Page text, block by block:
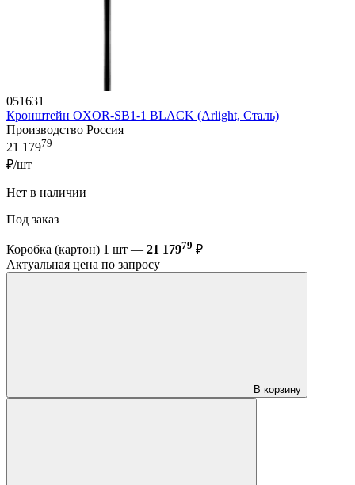
051631
Кронштейн OXOR-SB1-1 BLACK (Arlight, Сталь)
Производство Россия
21 17979
₽/шт
Нет в наличии
Под заказ
Коробка (картон) 1 шт — 21 17979 ₽
Актуальная цена по запросу
В корзину